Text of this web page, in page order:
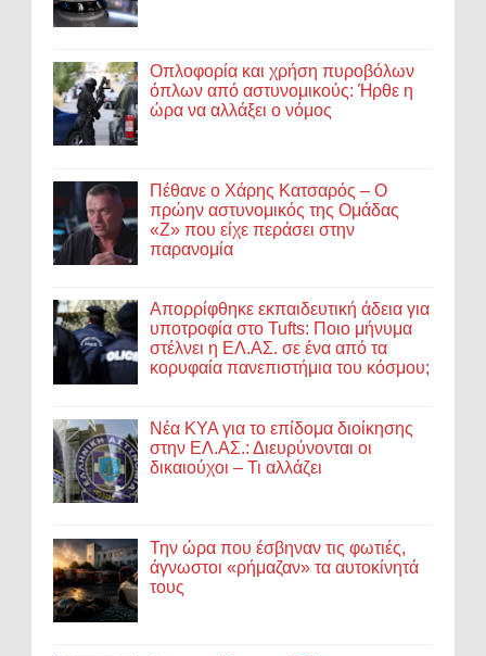
Οπλοφορία και χρήση πυροβόλων
όπλων από αστυνομικούς: Ήρθε η
ώρα να αλλάξει ο νόμος
Πέθανε ο Χάρης Κατσαρός – Ο
πρώην αστυνομικός της Ομάδας
«Ζ» που είχε περάσει στην
παρανομία
Απορρίφθηκε εκπαιδευτική άδεια για
υποτροφία στο Tufts: Ποιο μήνυμα
στέλνει η ΕΛ.ΑΣ. σε ένα από τα
κορυφαία πανεπιστήμια του κόσμου;
Νέα ΚΥΑ για το επίδομα διοίκησης
στην ΕΛ.ΑΣ.: Διευρύνονται οι
δικαιούχοι – Τι αλλάζει
Την ώρα που έσβηναν τις φωτιές,
άγνωστοι «ρήμαζαν» τα αυτοκίνητά
τους